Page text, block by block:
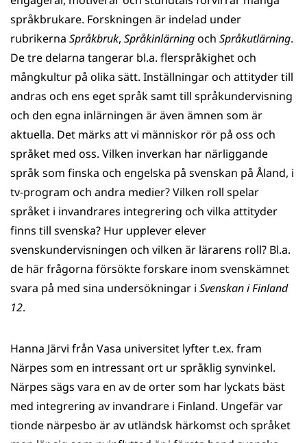
språkbrukare. Forskningen är indelad under
rubrikerna Språkbruk, Språkinlärningoch Språkutlärning.
De tre delarna tangerar bl.a. flerspråkighet och
mångkultur på olika sätt. Inställningar och attityder till
andras och ens eget språk samt till språkundervisning
och den egna inlärningen är även ämnen som är
aktuella. Det märks att vi människor rör på oss och
språket med oss. Vilken inverkan har närliggande
språk som finska och engelska på svenskan på Åland, i
tv-program och andra medier? Vilken roll spelar
språket i invandrares integrering och vilka attityder
finns till svenska? Hur upplever elever
svenskundervisningen och vilken är lärarens roll? Bl.a.
de här frågorna försökte forskare inom svenskämnet
svara på med sina undersökningar i Svenskan i Finland
12.
Hanna Järvi från Vasa universitet lyfter t.ex. fram
Närpes som en intressant ort ur språklig synvinkel.
Närpes sägs vara en av de orter som har lyckats bäst
med integrering av invandrare i Finland. Ungefär var
tionde närpesbo är av utländsk härkomst och språket